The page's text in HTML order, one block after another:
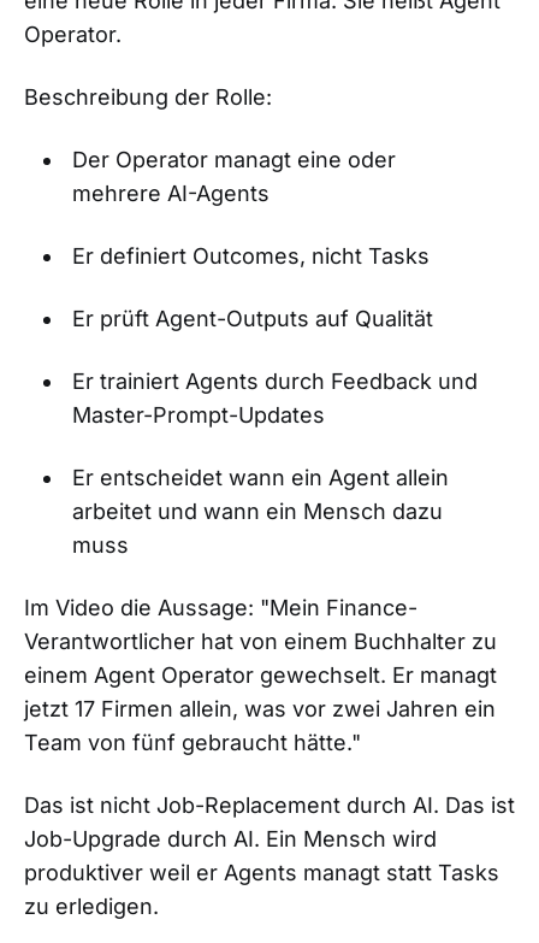
Operator.
Beschreibung der Rolle:
Der Operator managt eine oder
mehrere AI-Agents
Er definiert Outcomes, nicht Tasks
Er prüft Agent-Outputs auf Qualität
Er trainiert Agents durch Feedback und
Master-Prompt-Updates
Er entscheidet wann ein Agent allein
arbeitet und wann ein Mensch dazu
muss
Im Video die Aussage: "Mein Finance-
Verantwortlicher hat von einem Buchhalter zu
einem Agent Operator gewechselt. Er managt
jetzt 17 Firmen allein, was vor zwei Jahren ein
Team von fünf gebraucht hätte."
Das ist nicht Job-Replacement durch AI. Das ist
Job-Upgrade durch AI. Ein Mensch wird
produktiver weil er Agents managt statt Tasks
zu erledigen.